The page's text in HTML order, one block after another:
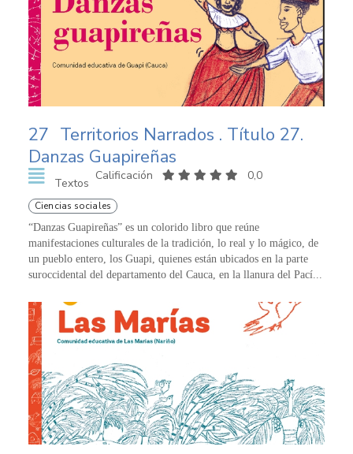
27 Territorios Narrados . Título 27.
Danzas Guapireñas
Textos
Calificación 0,0
Ciencias sociales
“Danzas Guapireñas” es un colorido libro que reúne
manifestaciones culturales de la tradición, lo real y lo mágico, de
un pueblo entero, los Guapi, quienes están ubicados en la parte
suroccidental del departamento del Cauca, en la llanura del Pací...